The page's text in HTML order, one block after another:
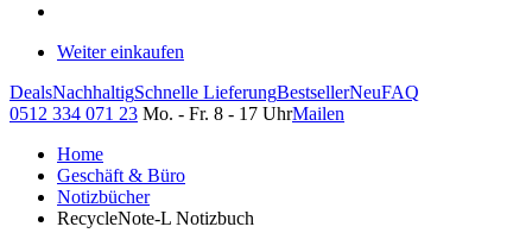
Weiter einkaufen
DealsNachhaltigSchnelle LieferungBestsellerNeuFAQ
0512 334 071 23 Mo. - Fr. 8 - 17 UhrMailen
Home
Geschäft & Büro
Notizbücher
RecycleNote-L Notizbuch